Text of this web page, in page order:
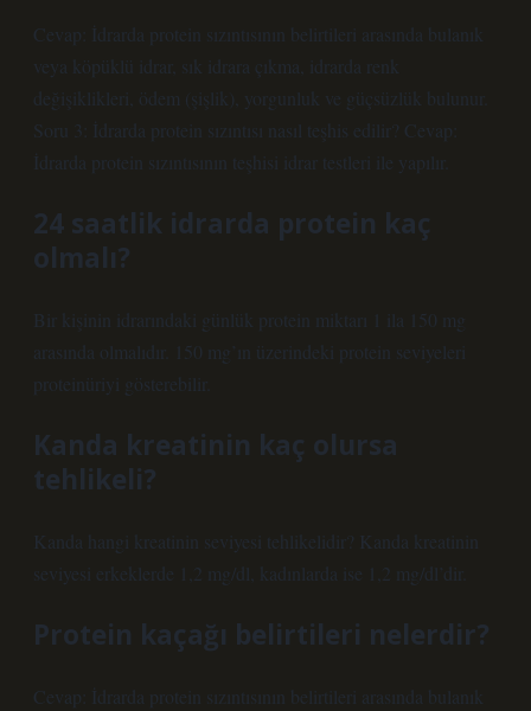
Cevap: İdrarda protein sızıntısının belirtileri arasında bulanık
veya köpüklü idrar, sık idrara çıkma, idrarda renk
değişiklikleri, ödem (şişlik), yorgunluk ve güçsüzlük bulunur.
Soru 3: İdrarda protein sızıntısı nasıl teşhis edilir? Cevap:
İdrarda protein sızıntısının teşhisi idrar testleri ile yapılır.
24 saatlik idrarda protein kaç
olmalı?
Bir kişinin idrarındaki günlük protein miktarı 1 ila 150 mg
arasında olmalıdır. 150 mg’ın üzerindeki protein seviyeleri
proteinüriyi gösterebilir.
Kanda kreatinin kaç olursa
tehlikeli?
Kanda hangi kreatinin seviyesi tehlikelidir? Kanda kreatinin
seviyesi erkeklerde 1,2 mg/dl, kadınlarda ise 1,2 mg/dl’dir.
Protein kaçağı belirtileri nelerdir?
Cevap: İdrarda protein sızıntısının belirtileri arasında bulanık